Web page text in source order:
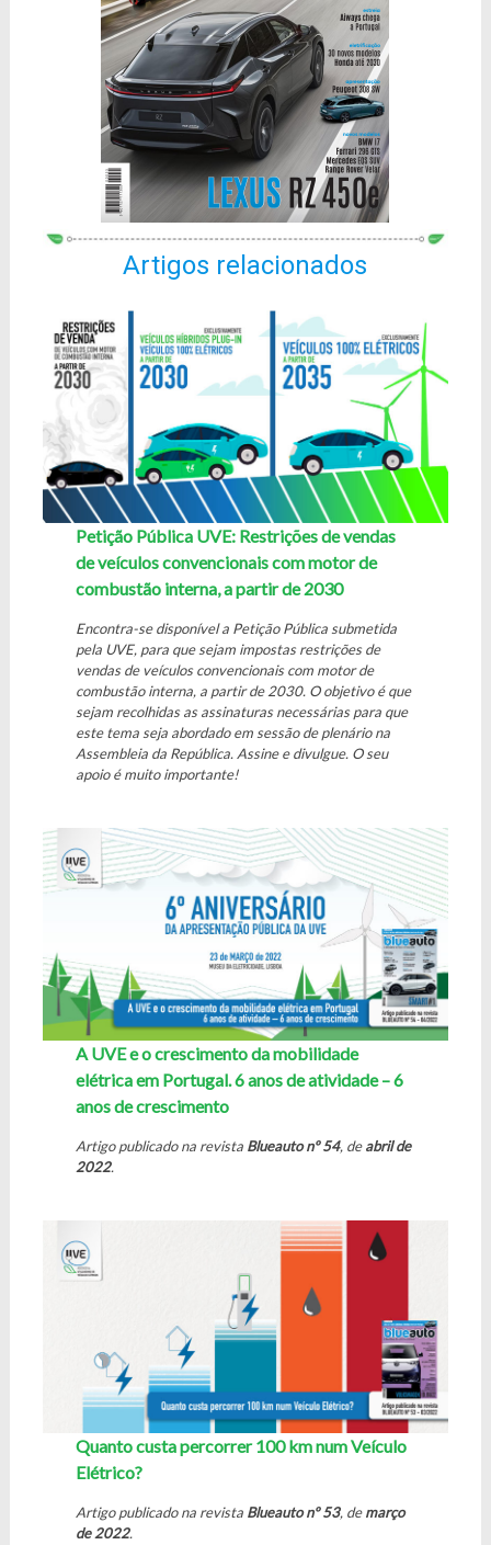
Artigos relacionados
Petição Pública UVE: Restrições de vendas
de veículos convencionais com motor de
combustão interna, a partir de 2030
Encontra-se disponível a Petição Pública submetida
pela UVE, para que sejam impostas restrições de
vendas de veículos convencionais com motor de
combustão interna, a partir de 2030. O objetivo é que
sejam recolhidas as assinaturas necessárias para que
este tema seja abordado em sessão de plenário na
Assembleia da República. Assine e divulgue. O seu
apoio é muito importante!
A UVE e o crescimento da mobilidade
elétrica em Portugal. 6 anos de atividade – 6
anos de crescimento
Artigo publicado na revista Blueauto nº 54, deabril de
2022.
Quanto custa percorrer 100 km num Veículo
Elétrico?
Artigo publicado na revista Blueauto nº 53, demarço
de 2022.